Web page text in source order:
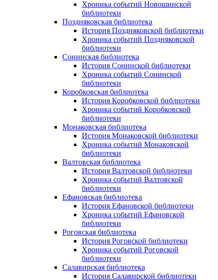
Хроника событий Новошинской
библиотеки
Поздняковская библиотека
История Поздняковской библиотеки
Хроника событий Поздняковской
библиотеки
Сонинская библиотека
История Сонинской библиотеки
Хроника событий Сонинской
библиотеки
Коробковская библиотека
История Коробковской библиотеки
Хроника событий Коробковской
библиотеки
Монаковская библиотека
История Монаковской библиотеки
Хроника событий Монаковской
библиотеки
Валтовская библиотека
История Валтовской библиотеки
Хроника событий Валтовской
библиотеки
Ефановская библиотека
История Ефановской библиотеки
Хроника событий Ефановской
библиотеки
Роговская библиотека
История Роговской библиотеки
Хроника событий Роговской
библиотеки
Салавирская библиотека
История Салавирской библиотеки